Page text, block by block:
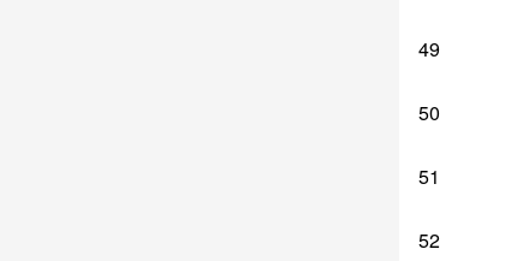
49
50
51
52